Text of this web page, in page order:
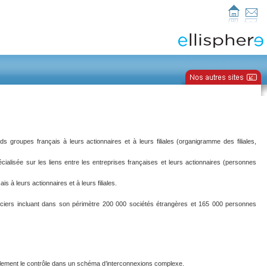
groupes français à leurs actionnaires et à leurs filiales (organigramme des filiales,
sur les liens entre les entreprises françaises et leurs actionnaires (personnes
à leurs actionnaires et à leurs filiales.
incluant dans son périmètre 200 000 sociétés étrangères et 165 000 personnes
le contrôle dans un schéma d’interconnexions complexe.